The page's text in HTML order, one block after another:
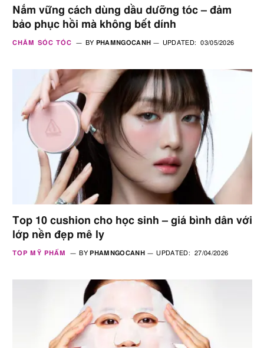
Nắm vững cách dùng dầu dưỡng tóc – đảm
bảo phục hồi mà không bết dính
CHĂM SÓC TÓC BY PHAMNGOCANH UPDATED: 03/05/2026
Top 10 cushion cho học sinh – giá bình dân với
lớp nền đẹp mê ly
TOP MỸ PHẨM BY PHAMNGOCANH UPDATED: 27/04/2026